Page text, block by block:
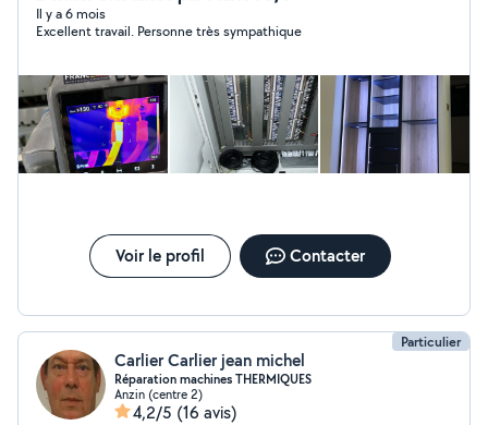
placo, enduit, peinture, montage meuble)
Il y a 6 mois
Excellent travail. Personne très sympathique
Voir le profil Contacter
Particulier
Carlier Carlier jean michel
Réparation machines THERMIQUES
Anzin (centre 2)
4,2/5 (16 avis)